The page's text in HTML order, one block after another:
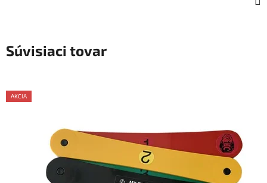
Súvisiaci tovar
AKCIA